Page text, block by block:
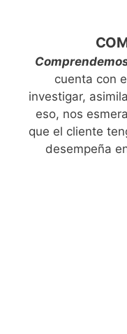
cuenta con
investigar,
eso, nos
que el cliente
desempeña